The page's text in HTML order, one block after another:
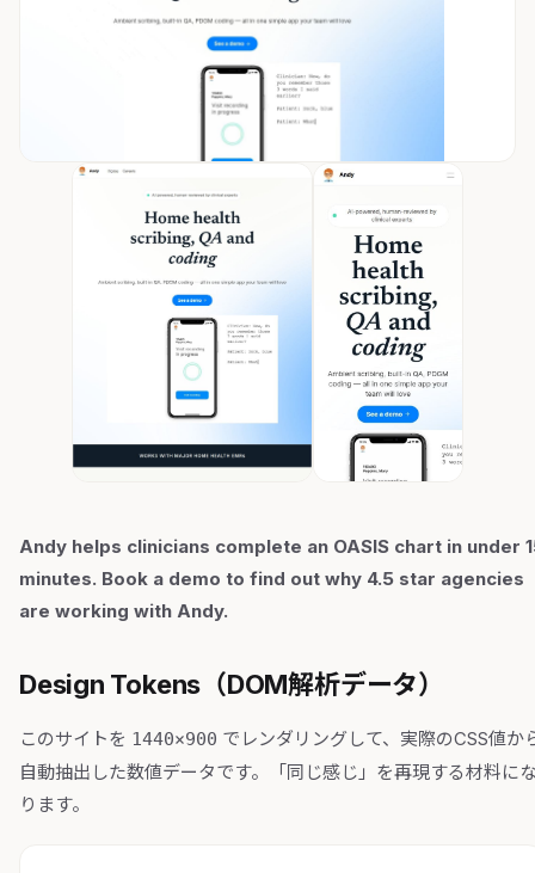
Andy helps clinicians complete an OASIS chart in under
minutes. Book a demo to find out why 4.5 star agencies
are working with Andy.
Design Tokens（DOM解析データ）
このサイトを 1440×900 でレンダリングして、実際のCSS値か
自動抽出した数値データです。「同じ感じ」を再現する材料に
ります。